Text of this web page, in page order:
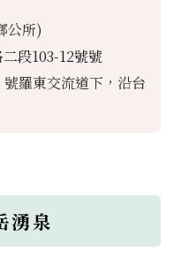
公所)
段103-12號號
羅東交流道下，沿台
湧泉